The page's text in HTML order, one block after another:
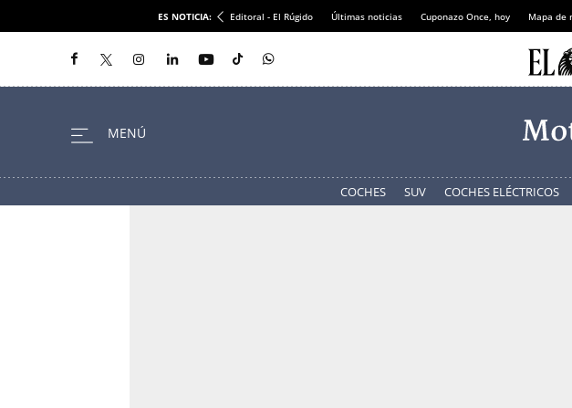
ES NOTICIA: Editoral - El Rúgido Últimas noticias Cuponazo Once, hoy Mapa de
COCHES SUV COCHES ELÉCTRICOS